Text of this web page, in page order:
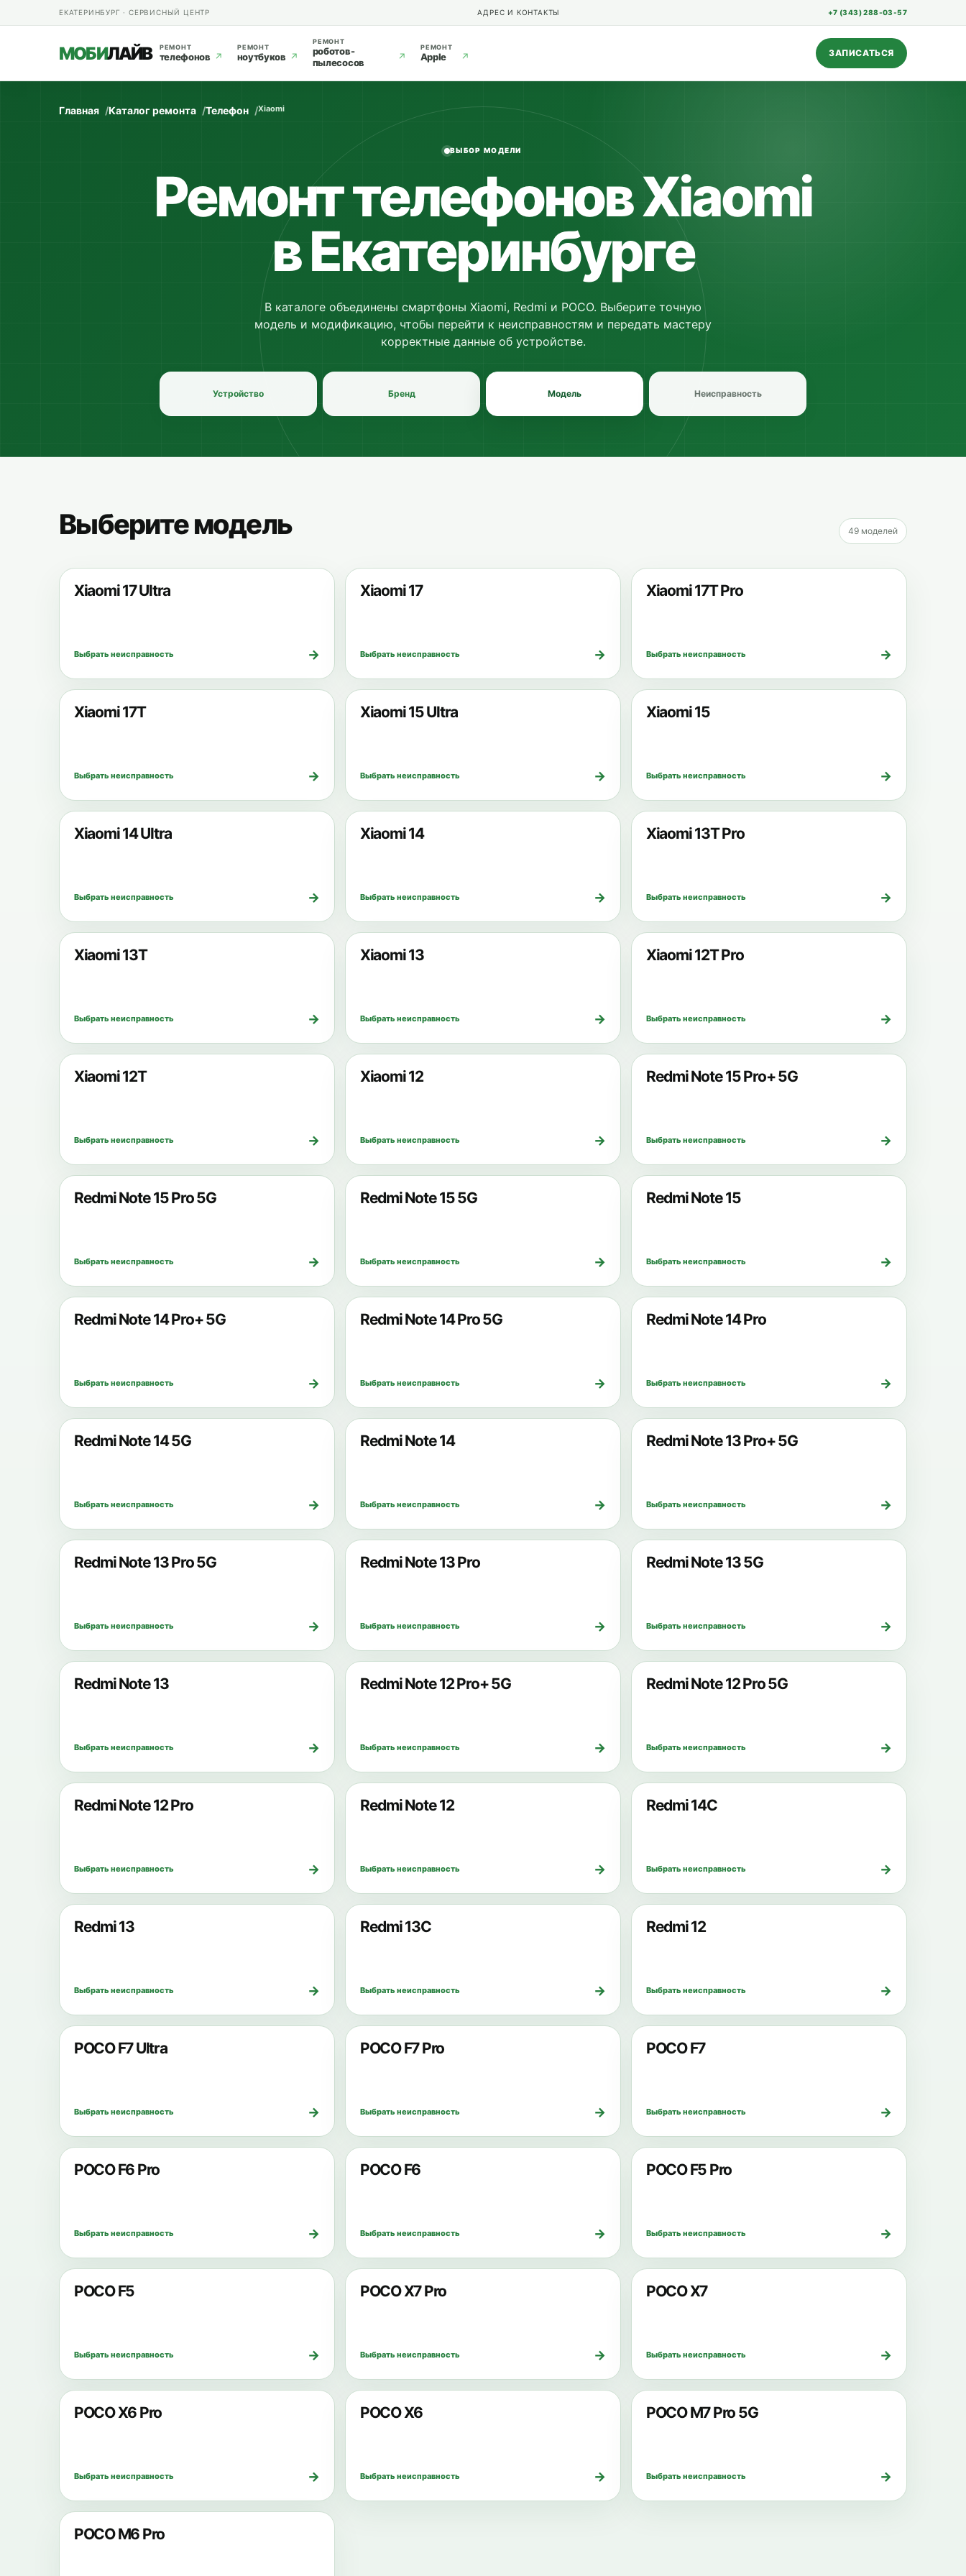
ЕКАТЕРИНБУРГ · СЕРВИСНЫЙ ЦЕНТР АДРЕС И КОНТАКТЫ +7 (343) 288-03-57
МОБИЛАЙВ РЕМОНТ
телефонов ↗
РЕМОНТ
ноутбуков ↗
РЕМОНТ
роботов-
пылесосов
↗
РЕМОНТ
Apple ↗ ЗАПИСАТЬСЯ
Главная Каталог ремонта Телефон Xiaomi
ВЫБОР МОДЕЛИ
Ремонт телефонов Xiaomi
в Екатеринбурге
В каталоге объединены смартфоны Xiaomi, Redmi и POCO. Выберите точную
модель и модификацию, чтобы перейти к неисправностям и передать мастеру
корректные данные об устройстве.
Устройство Бренд Модель Неисправность
Выберите модель 49 моделей
Xiaomi 17 Ultra
Выбрать неисправность →
Xiaomi 17
Выбрать неисправность →
Xiaomi 17T Pro
Выбрать неисправность →
Xiaomi 17T
Выбрать неисправность →
Xiaomi 15 Ultra
Выбрать неисправность →
Xiaomi 15
Выбрать неисправность →
Xiaomi 14 Ultra
Выбрать неисправность →
Xiaomi 14
Выбрать неисправность →
Xiaomi 13T Pro
Выбрать неисправность →
Xiaomi 13T
Выбрать неисправность →
Xiaomi 13
Выбрать неисправность →
Xiaomi 12T Pro
Выбрать неисправность →
Xiaomi 12T
Выбрать неисправность →
Xiaomi 12
Выбрать неисправность →
Redmi Note 15 Pro+ 5G
Выбрать неисправность →
Redmi Note 15 Pro 5G
Выбрать неисправность →
Redmi Note 15 5G
Выбрать неисправность →
Redmi Note 15
Выбрать неисправность →
Redmi Note 14 Pro+ 5G
Выбрать неисправность →
Redmi Note 14 Pro 5G
Выбрать неисправность →
Redmi Note 14 Pro
Выбрать неисправность →
Redmi Note 14 5G
Выбрать неисправность →
Redmi Note 14
Выбрать неисправность →
Redmi Note 13 Pro+ 5G
Выбрать неисправность →
Redmi Note 13 Pro 5G
Выбрать неисправность →
Redmi Note 13 Pro
Выбрать неисправность →
Redmi Note 13 5G
Выбрать неисправность →
Redmi Note 13
Выбрать неисправность →
Redmi Note 12 Pro+ 5G
Выбрать неисправность →
Redmi Note 12 Pro 5G
Выбрать неисправность →
Redmi Note 12 Pro
Выбрать неисправность →
Redmi Note 12
Выбрать неисправность →
Redmi 14C
Выбрать неисправность →
Redmi 13
Выбрать неисправность →
Redmi 13C
Выбрать неисправность →
Redmi 12
Выбрать неисправность →
POCO F7 Ultra
Выбрать неисправность →
POCO F7 Pro
Выбрать неисправность →
POCO F7
Выбрать неисправность →
POCO F6 Pro
Выбрать неисправность →
POCO F6
Выбрать неисправность →
POCO F5 Pro
Выбрать неисправность →
POCO F5
Выбрать неисправность →
POCO X7 Pro
Выбрать неисправность →
POCO X7
Выбрать неисправность →
POCO X6 Pro
Выбрать неисправность →
POCO X6
Выбрать неисправность →
POCO M7 Pro 5G
Выбрать неисправность →
POCO M6 Pro